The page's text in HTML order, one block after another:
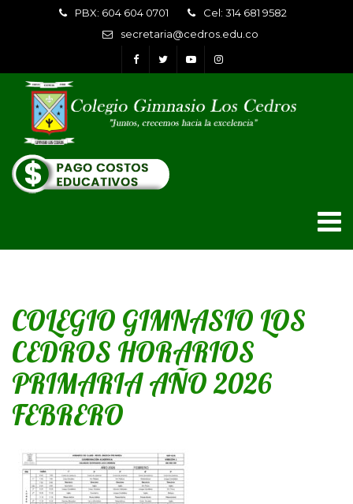
PBX: 604 604 0701
Cel: 314 681 9582
secretaria@cedros.edu.co
COLEGIO GIMNASIO LOS
CEDROS HORARIOS
PRIMARIA AÑO 2026
FEBRERO